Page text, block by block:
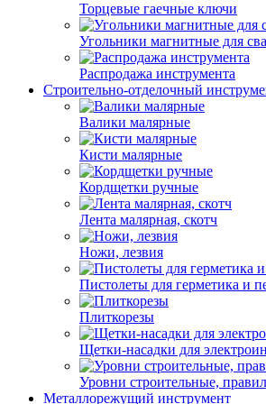
Торцевые гаечные ключи
Угольники магнитные для
Распродажа инструмента
Строительно-отделочный
Валики малярные
Кисти малярные
Кордщетки ручные
Лента малярная, скотч
Ножи, лезвия
Пистолеты для герметика и
Плиткорезы
Щетки-насадки для
Уровни строительные,
Металлорежущий инструмент